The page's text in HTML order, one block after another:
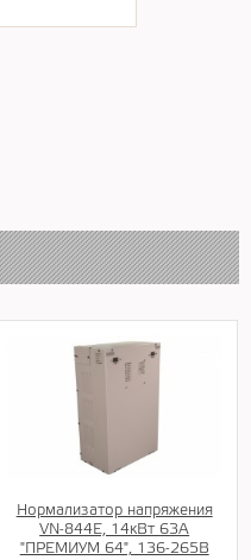
Нормализатор напряжения
VN-844E, 14кВт 63А
"ПРЕМИУМ 64", 136-265В